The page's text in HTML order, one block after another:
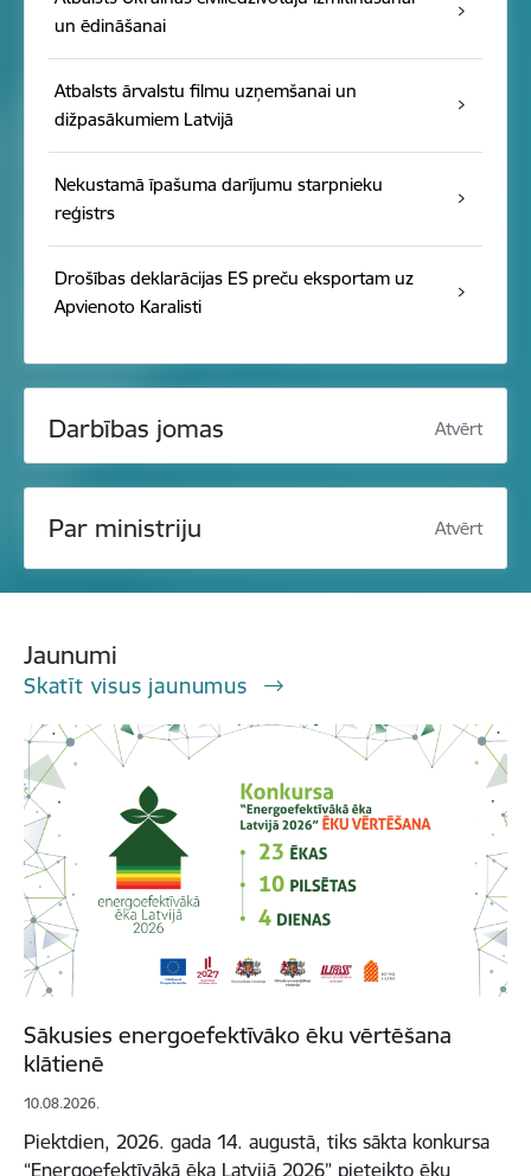
un ēdināšanai
Atbalsts ārvalstu filmu uzņemšanai un
dižpasākumiem Latvijā
Nekustamā īpašuma darījumu starpnieku
reģistrs
Drošības deklarācijas ES preču eksportam uz
Apvienoto Karalisti
Darbības jomas Atvērt
Par ministriju Atvērt
Jaunumi
Skatīt visus jaunumus
Sākusies energoefektīvāko ēku vērtēšana
klātienē
10.08.2026.
Piektdien, 2026. gada 14. augustā, tiks sākta konkursa
“Energoefektīvākā ēka Latvijā 2026” pieteikto ēku